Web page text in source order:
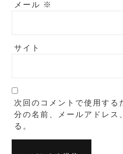
メール ※
サイト
次回のコメントで使用する
分の名前、メールアドレス
る。